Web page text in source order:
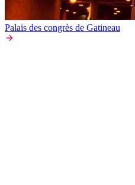
Palais des congrès de Gatineau